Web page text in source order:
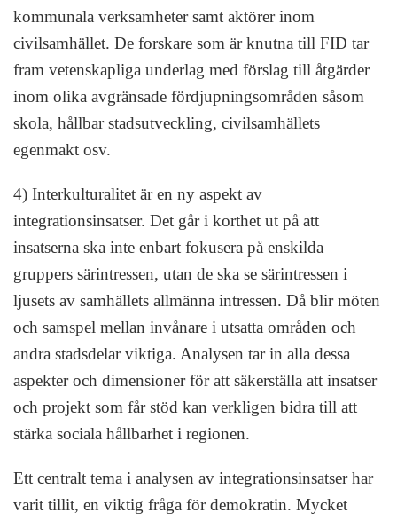
kommunala verksamheter samt aktörer inom
civilsamhället. De forskare som är knutna till FID tar
fram vetenskapliga underlag med förslag till åtgärder
inom olika avgränsade fördjupningsområden såsom
skola, hållbar stadsutveckling, civilsamhällets
egenmakt osv.
4) Interkulturalitet är en ny aspekt av
integrationsinsatser. Det går i korthet ut på att
insatserna ska inte enbart fokusera på enskilda
gruppers särintressen, utan de ska se särintressen i
ljusets av samhällets allmänna intressen. Då blir möten
och samspel mellan invånare i utsatta områden och
andra stadsdelar viktiga. Analysen tar in alla dessa
aspekter och dimensioner för att säkerställa att insatser
och projekt som får stöd kan verkligen bidra till att
stärka sociala hållbarhet i regionen.
Ett centralt tema i analysen av integrationsinsatser har
varit tillit, en viktig fråga för demokratin. Mycket